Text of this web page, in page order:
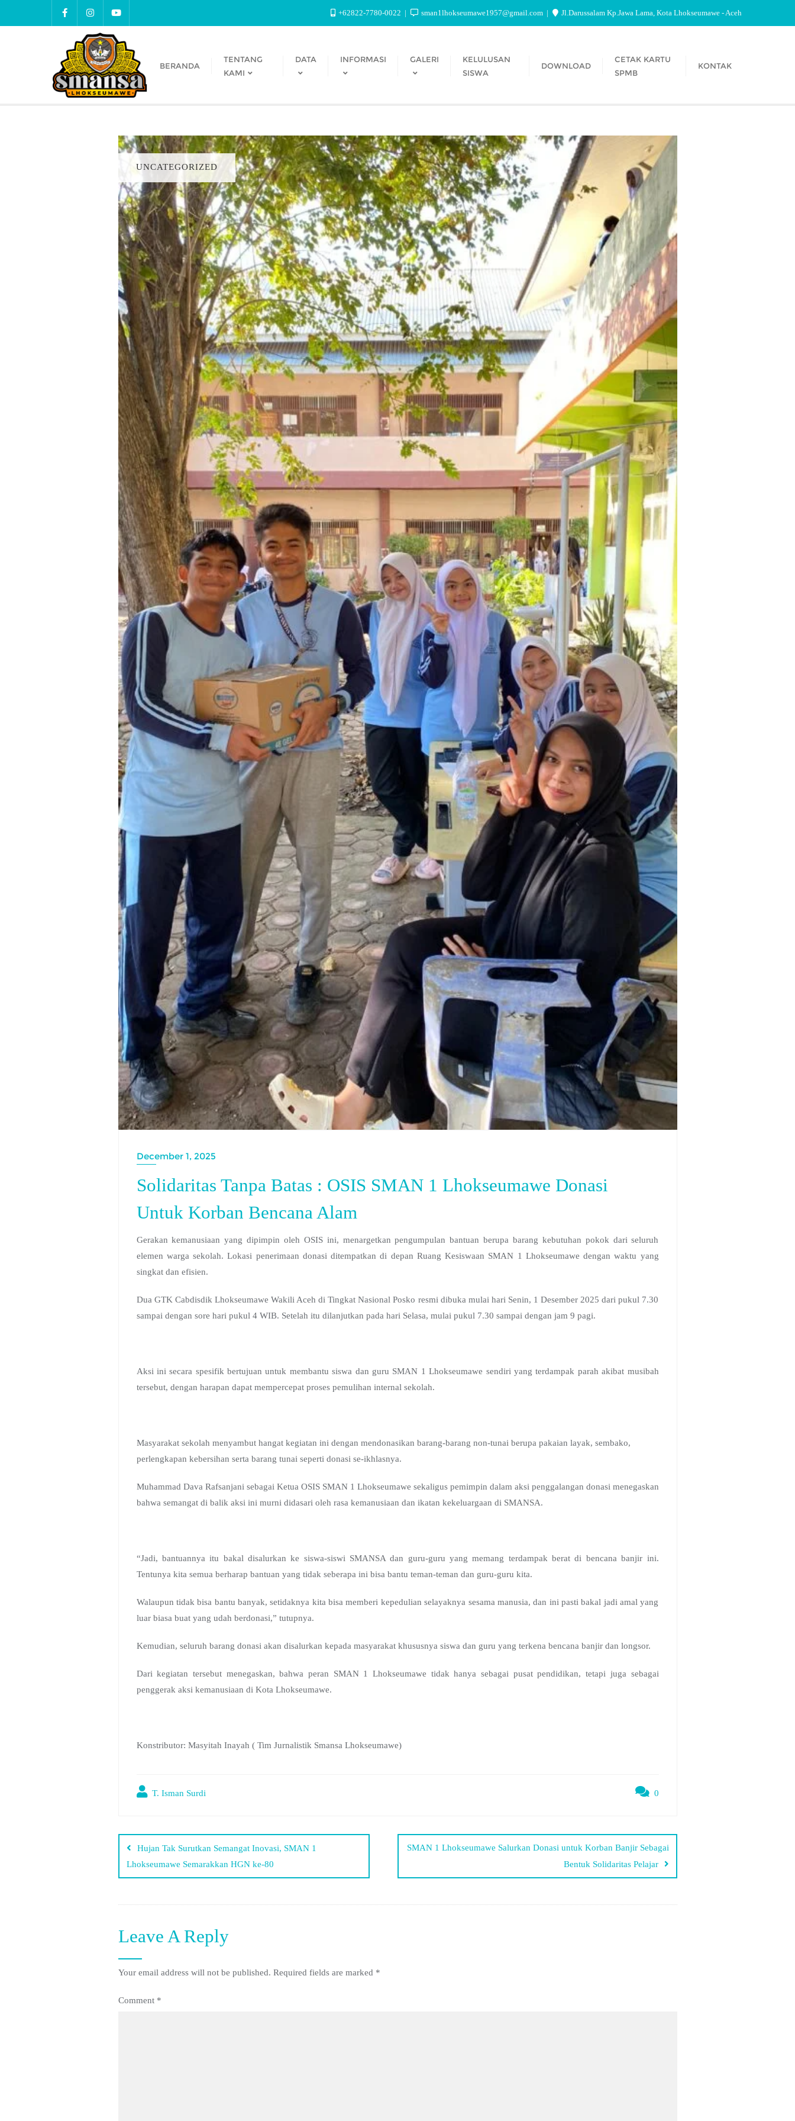
+62822-7780-0022 sman1lhokseumawe1957@gmail.com Jl.Darussalam Kp.Jawa Lama, Kota Lhokseumawe - Aceh
BERANDA
TENTANG
KAMI
DATA INFORMASI GALERI
KELULUSAN
SISWA
DOWNLOAD
CETAK KARTU
SPMB
KONTAK
UNCATEGORIZED
December 1, 2025
Solidaritas Tanpa Batas : OSIS SMAN 1 Lhokseumawe Donasi
Untuk Korban Bencana Alam
Gerakan kemanusiaan yang dipimpin oleh OSIS ini, menargetkan pengumpulan bantuan berupa barang kebutuhan pokok dari seluruh
elemen warga sekolah. Lokasi penerimaan donasi ditempatkan di depan Ruang Kesiswaan SMAN 1 Lhokseumawe dengan waktu yang
singkat dan efisien.
Dua GTK Cabdisdik Lhokseumawe Wakili Aceh di Tingkat Nasional Posko resmi dibuka mulai hari Senin, 1 Desember 2025 dari pukul 7.30
sampai dengan sore hari pukul 4 WIB. Setelah itu dilanjutkan pada hari Selasa, mulai pukul 7.30 sampai dengan jam 9 pagi.
Aksi ini secara spesifik bertujuan untuk membantu siswa dan guru SMAN 1 Lhokseumawe sendiri yang terdampak parah akibat musibah
tersebut, dengan harapan dapat mempercepat proses pemulihan internal sekolah.
Masyarakat sekolah menyambut hangat kegiatan ini dengan mendonasikan barang-barang non-tunai berupa pakaian layak, sembako,
perlengkapan kebersihan serta barang tunai seperti donasi se-ikhlasnya.
Muhammad Dava Rafsanjani sebagai Ketua OSIS SMAN 1 Lhokseumawe sekaligus pemimpin dalam aksi penggalangan donasi menegaskan
bahwa semangat di balik aksi ini murni didasari oleh rasa kemanusiaan dan ikatan kekeluargaan di SMANSA.
“Jadi, bantuannya itu bakal disalurkan ke siswa-siswi SMANSA dan guru-guru yang memang terdampak berat di bencana banjir ini.
Tentunya kita semua berharap bantuan yang tidak seberapa ini bisa bantu teman-teman dan guru-guru kita.
Walaupun tidak bisa bantu banyak, setidaknya kita bisa memberi kepedulian selayaknya sesama manusia, dan ini pasti bakal jadi amal yang
luar biasa buat yang udah berdonasi,” tutupnya.
Kemudian, seluruh barang donasi akan disalurkan kepada masyarakat khususnya siswa dan guru yang terkena bencana banjir dan longsor.
Dari kegiatan tersebut menegaskan, bahwa peran SMAN 1 Lhokseumawe tidak hanya sebagai pusat pendidikan, tetapi juga sebagai
penggerak aksi kemanusiaan di Kota Lhokseumawe.
Konstributor: Masyitah Inayah ( Tim Jurnalistik Smansa Lhokseumawe)
T. Isman Surdi 0
Hujan Tak Surutkan Semangat Inovasi, SMAN 1
Lhokseumawe Semarakkan HGN ke-80
SMAN 1 Lhokseumawe Salurkan Donasi untuk Korban Banjir Sebagai
Bentuk Solidaritas Pelajar
Leave A Reply
Your email address will not be published. Required fields are marked *
Comment *